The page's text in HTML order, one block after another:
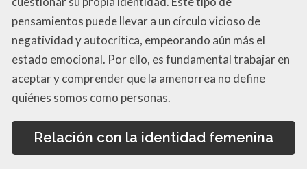
pensamientos puede llevar a un círculo vicioso de
negatividad y autocrítica, empeorando aún más el
estado emocional. Por ello, es fundamental trabajar en
aceptar y comprender que la amenorrea no define
quiénes somos como personas.
Relación con la identidad femenina